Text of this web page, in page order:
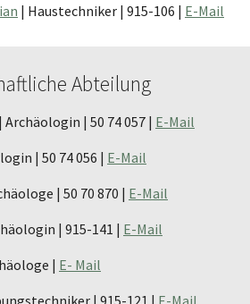
| Haustechniker | 915-106 | E-Mail
Abteilung
| Archäologin | 50 74 057 | E-Mail
| 50 74 056 | E-Mail
| 50 70 870 | E-Mail
| 915-141 | E-Mail
| E- Mail
| 915-121 | E-Mail